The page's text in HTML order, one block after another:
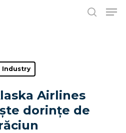
or ESC to close
Industry
Airlines
dorințe de